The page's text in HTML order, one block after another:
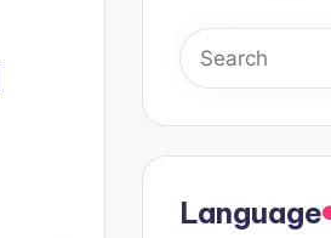
Language